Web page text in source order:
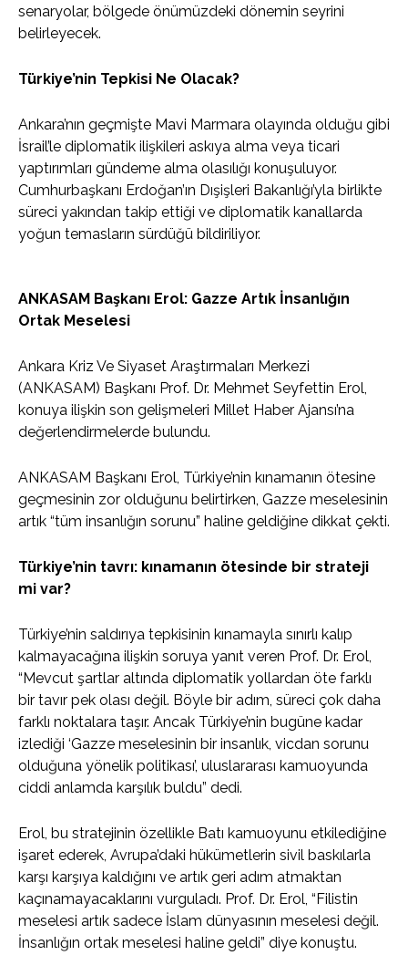
senaryolar, bölgede önümüzdeki dönemin seyrini
belirleyecek.
Türkiye’nin Tepkisi Ne Olacak?
Ankara’nın geçmişte Mavi Marmara olayında olduğu gibi
İsrail’le diplomatik ilişkileri askıya alma veya ticari
yaptırımları gündeme alma olasılığı konuşuluyor.
Cumhurbaşkanı Erdoğan’ın Dışişleri Bakanlığı’yla birlikte
süreci yakından takip ettiği ve diplomatik kanallarda
yoğun temasların sürdüğü bildiriliyor.
ANKASAM Başkanı Erol: Gazze Artık İnsanlığın
Ortak Meselesi
Ankara Kriz Ve Siyaset Araştırmaları Merkezi
(ANKASAM) Başkanı Prof. Dr. Mehmet Seyfettin Erol,
konuya ilişkin son gelişmeleri Millet Haber Ajansı’na
değerlendirmelerde bulundu.
ANKASAM Başkanı Erol, Türkiye’nin kınamanın ötesine
geçmesinin zor olduğunu belirtirken, Gazze meselesinin
artık “tüm insanlığın sorunu” haline geldiğine dikkat çekti.
Türkiye’nin tavrı: kınamanın ötesinde bir strateji
mi var?
Türkiye’nin saldırıya tepkisinin kınamayla sınırlı kalıp
kalmayacağına ilişkin soruya yanıt veren Prof. Dr. Erol,
“Mevcut şartlar altında diplomatik yollardan öte farklı
bir tavır pek olası değil. Böyle bir adım, süreci çok daha
farklı noktalara taşır. Ancak Türkiye’nin bugüne kadar
izlediği ‘Gazze meselesinin bir insanlık, vicdan sorunu
olduğuna yönelik politikası’, uluslararası kamuoyunda
ciddi anlamda karşılık buldu” dedi.
Erol, bu stratejinin özellikle Batı kamuoyunu etkilediğine
işaret ederek, Avrupa’daki hükümetlerin sivil baskılarla
karşı karşıya kaldığını ve artık geri adım atmaktan
kaçınamayacaklarını vurguladı. Prof. Dr. Erol, “Filistin
meselesi artık sadece İslam dünyasının meselesi değil.
İnsanlığın ortak meselesi haline geldi” diye konuştu.